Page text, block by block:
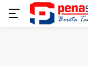
Langsung
Home Nasional